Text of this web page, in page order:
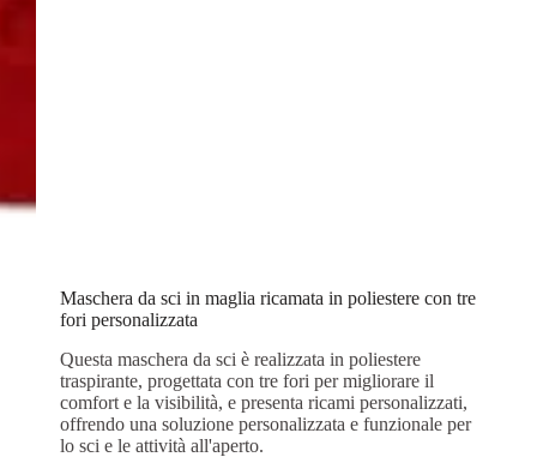
Maschera da sci in maglia ricamata in poliestere con tre
fori personalizzata
Questa maschera da sci è realizzata in poliestere
traspirante, progettata con tre fori per migliorare il
comfort e la visibilità, e presenta ricami personalizzati,
offrendo una soluzione personalizzata e funzionale per
lo sci e le attività all'aperto.